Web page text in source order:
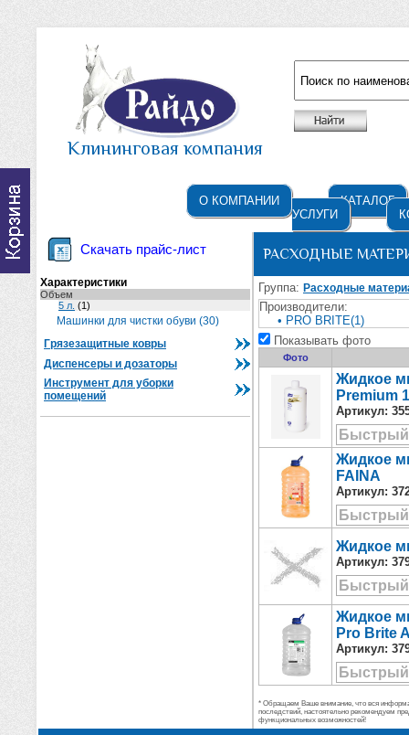
Клининговая компания
О КОМПАНИИ
КАТАЛОГ
УСЛУГИ
Скачать прайс-лист
Характеристики
Объем
5 л. (1)
Машинки для чистки обуви (30)
Грязезащитные ковры
Диспенсеры и дозаторы
Инструмент для уборки
помещений
РАСХОДНЫЕ
Группа: Расходные
Производители:
• PRO BRITE(1)
Показывать фото
Фото
Жидкое
Premium
Артикул:
Жидкое
FAINA
Артикул:
Жидкое
Артикул:
Жидкое
Pro Brite
Артикул:
* Обращаем Ваше внимание, что вся
последствий, настоятельно рекомендуем
функциональных возможностей!